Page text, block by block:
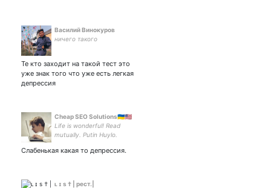
Василий Винокуров
ничего такого
Те кто заходит на такой тест это
уже знак того что уже есть легкая
депрессия
Cheap SEO Solutions🇺🇦🇺🇸
Life is wonderful! Read
mutually. Putin Huylo.
воспрещён☠️. Читаю
Слабенькая какая то депрессия.
ʟ ɪ s † | рест.|